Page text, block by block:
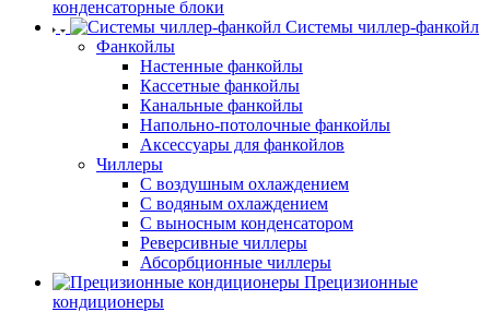
конденсаторные блоки
Системы чиллер-фанкойл
Фанкойлы
Настенные фанкойлы
Кассетные фанкойлы
Канальные фанкойлы
Напольно-потолочные фанкойлы
Аксессуары для фанкойлов
Чиллеры
С воздушным охлаждением
С водяным охлаждением
С выносным конденсатором
Реверсивные чиллеры
Абсорбционные чиллеры
Прецизионные
кондиционеры